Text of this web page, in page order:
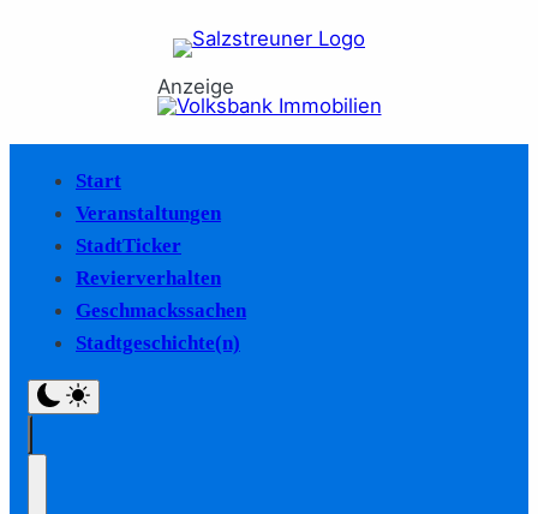
Anzeige
Start
Veranstaltungen
StadtTicker
Revierverhalten
Geschmackssachen
Stadtgeschichte(n)